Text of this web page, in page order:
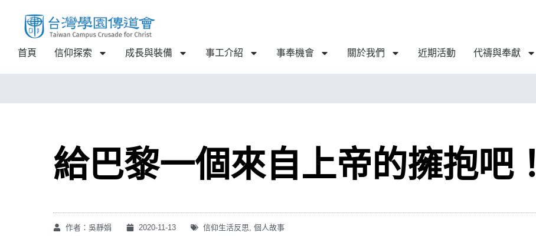
首頁 信仰探索 成長與裝備 事工介紹 事奉機會 關於我們 近期活動 代禱與奉獻
給巴黎一個來自上帝的擁抱吧！
作者：吳靜娟 2020-11-13 信仰生活反思, 個人故事